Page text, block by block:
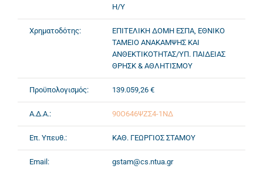
Η/Υ
Χρηματοδότης:
ΕΠΙΤΕΛΙΚΗ ΔΟΜΗ ΕΣΠΑ, ΕΘΝΙΚΟ
ΤΑΜΕΙΟ ΑΝΑΚΑΜΨΗΣ ΚΑΙ
ΑΝΘΕΚΤΙΚΟΤΗΤΑΣ/ΥΠ. ΠΑΙΔΕΙΑΣ
ΘΡΗΣΚ & ΑΘΛΗΤΙΣΜΟΥ
Προϋπολογισμός: 139.059,26 €
Α.Δ.Α.: 90Ο646ΨΖΣ4-1ΝΔ
Επ. Υπευθ.: ΚΑΘ. ΓΕΩΡΓΙΟΣ ΣΤΑΜΟΥ
Email: gstam@cs.ntua.gr